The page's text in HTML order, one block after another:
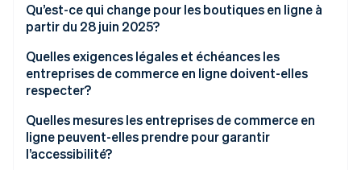
Qu’est-ce qui change pour les boutiques en ligne à
partir du 28 juin 2025?
Quelles exigences légales et échéances les
entreprises de commerce en ligne doivent-elles
respecter?
BGG et BITV 2.0
EAA
Quelles mesures les entreprises de commerce en
ligne peuvent-elles prendre pour garantir
l’accessibilité?